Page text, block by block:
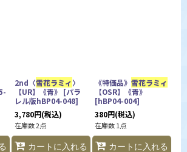
2nd〈雪花ラミィ〉
【UR】《青》 [パラ
レル版hBP04-048]
3,780円(税込)
在庫数 2点
カートに入れる
《特価品》雪花ラミィ
【OSR】《青》
[hBP04-004]
380円(税込)
在庫数 1点
カートに入れる